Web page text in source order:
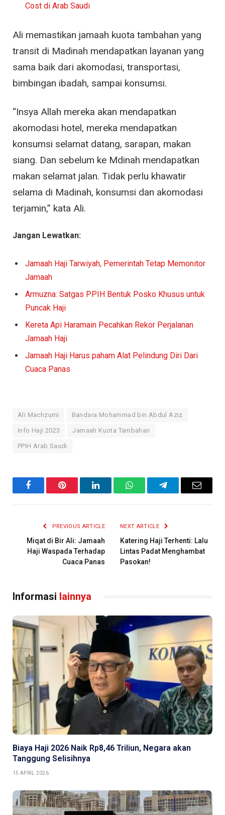
Cost di Arab Saudi
Ali memastikan jamaah kuota tambahan yang
transit di Madinah mendapatkan layanan yang
sama baik dari akomodasi, transportasi,
bimbingan ibadah, sampai konsumsi.
“Insya Allah mereka akan mendapatkan
akomodasi hotel, mereka mendapatkan
konsumsi selamat datang, sarapan, makan
siang. Dan sebelum ke Mdinah mendapatkan
makan selamat jalan. Tidak perlu khawatir
selama di Madinah, konsumsi dan akomodasi
terjamin,” kata Ali.
Jangan Lewatkan:
Jamaah Haji Tarwiyah, Pemerintah Tetap Memonitor
Jamaah
Armuzna: Satgas PPIH Bentuk Posko Khusus untuk
Puncak Haji
Kereta Api Haramain Pecahkan Rekor Perjalanan
Jamaah Haji
Jamaah Haji Harus paham Alat Pelindung Diri Dari
Cuaca Panas
Ali Machzumi Bandara Mohammad bin Abdul Aziz
Info Haji 2023 Jamaah Kuota Tambahan
PPIH Arab Saudi
FacebookPinterest LinkedInWhatsAppTelegramEmail
PREVIOUS ARTICLE
Miqat di Bir Ali: Jamaah
Haji Waspada Terhadap
Cuaca Panas
NEXT ARTICLE
Katering Haji Terhenti: Lalu
Lintas Padat Menghambat
Pasokan!
Informasi lainnya
Biaya Haji 2026 Naik Rp8,46 Triliun, Negara akan
Tanggung Selisihnya
15 APRIL 2026